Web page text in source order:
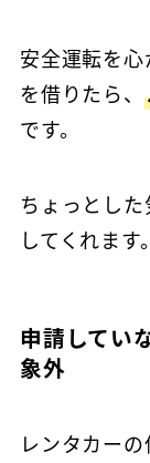
安全運転を
を借りたら、
です。
ちょっとし
してくれます。
申請してい
象外
レンタカーの